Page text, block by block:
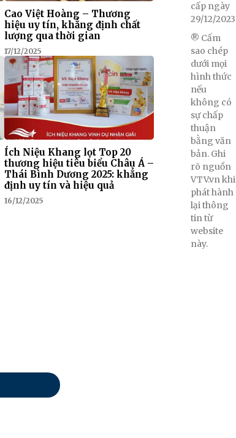
Cao Việt Hoàng – Thương
hiệu uy tín, khẳng định chất
lượng qua thời gian
17/12/2025
Ích Niệu Khang lọt Top 20
thương hiệu tiêu biểu Châu Á –
Thái Bình Dương 2025: khẳng
định uy tín và hiệu quả
16/12/2025
cấp ngày
29/12/2023
® Cấm
sao chép
dưới mọi
hình thức
nếu
không có
sự chấp
thuận
bằng văn
bản. Ghi
rõ nguồn
VTV.vn khi
phát hành
lại thông
tin từ
website
này.